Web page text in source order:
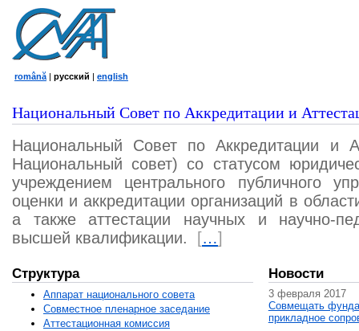
română | русский | english
Национальный Совет по Аккредитации и
Национальный Совет по Аккредитации и
Национальный совет) со статусом
учреждением центрального публичного
оценки и аккредитации организаций в
а также аттестации научных и научно-
высшей квалификации.
[…]
Структура
Аппарат национального совета
Совместное пленарное заседание
Аттестационная комисcия
Новости
3 февраля 2017
Совмещать
прикладное